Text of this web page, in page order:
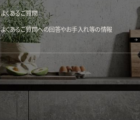
よくあるご質問
よくあるご質問への回答やお手入れ等の情報